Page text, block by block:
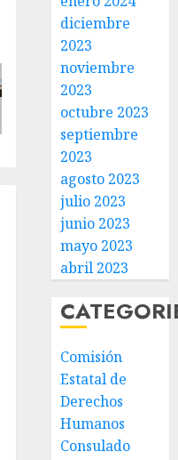
diciembre
2023
noviembre
2023
octubre 2023
septiembre
2023
agosto 2023
julio 2023
junio 2023
mayo 2023
abril 2023
Comisión
Estatal de
Derechos
Humanos
Consulado